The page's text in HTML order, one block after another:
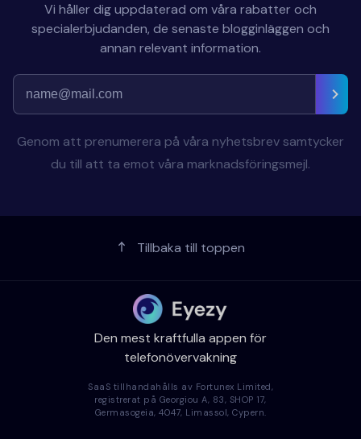
Vi håller dig uppdaterad om våra rabatter och
specialerbjudanden, de senaste blogginläggen och
annan relevant information.
Genom att prenumerera på våra nyhetsbrev samtycker
du till att ta emot våra marknadsföringsmejl.
Tillbaka till toppen
Den mest kraftfulla appen för
telefonövervakning
SaaS tillhandahålls av Fortunex Limited,
registrerat på Georgiou A, 83, SHOP 17,
Germasogeia, 4047, Limassol, Cypern.